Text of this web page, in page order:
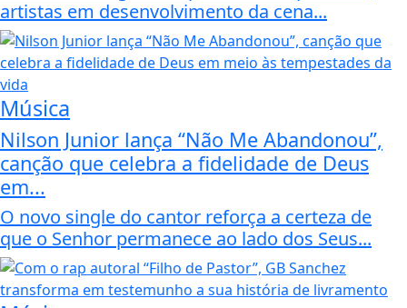
artistas em desenvolvimento da cena...
Música
Nilson Junior lança “Não Me Abandonou”,
canção que celebra a fidelidade de Deus
em...
O novo single do cantor reforça a certeza de
que o Senhor permanece ao lado dos Seus...